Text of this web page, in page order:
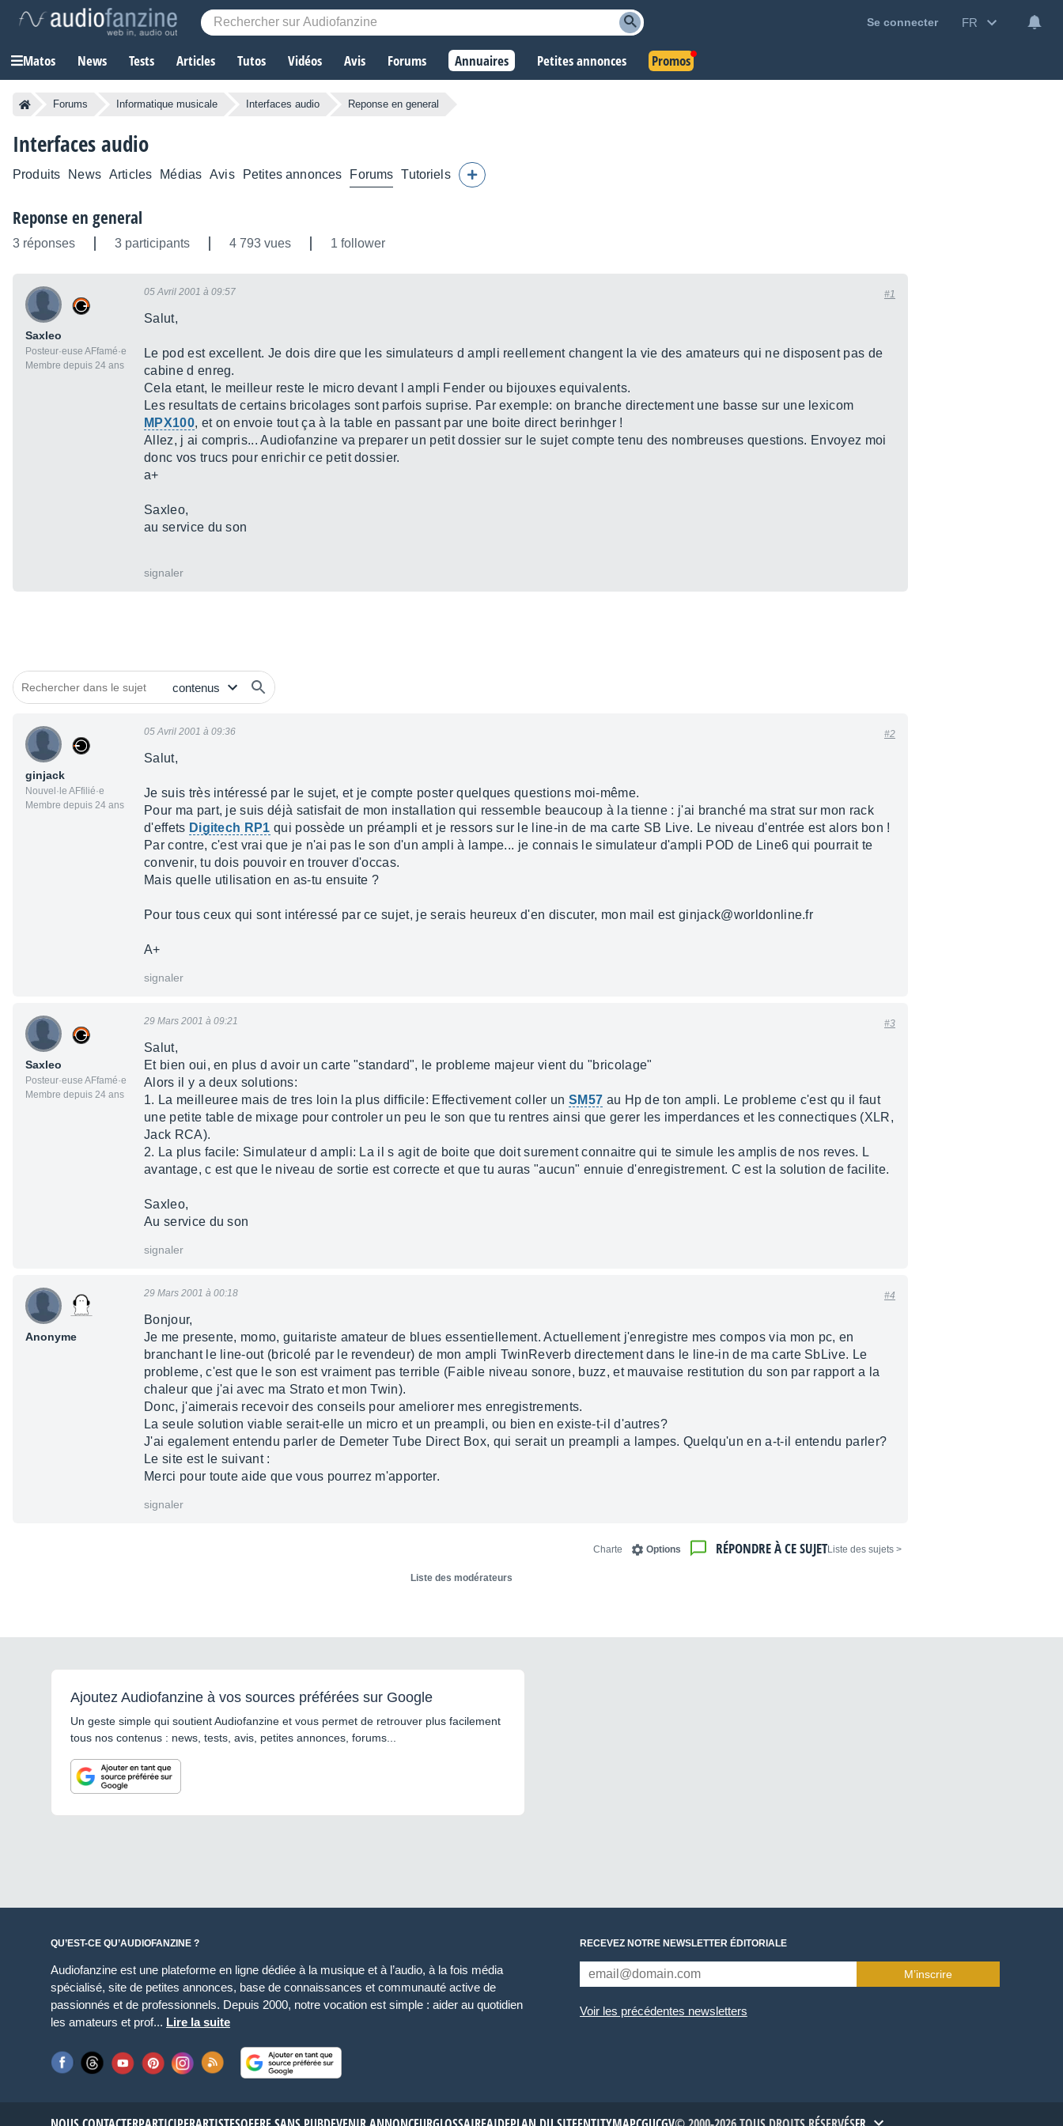
Se connecter FR
Matos News Tests Articles Tutos Vidéos Avis Forums Annuaires Petites annonces Promos
Forums Informatique musicale Interfaces audio Reponse en general
Interfaces audio
Produits News Articles Médias Avis Petites annonces Forums Tutoriels
Reponse en general
3 réponses 3 participants 4 793 vues 1 follower
Saxleo
Posteur·euse AFfamé·e
Membre depuis 24 ans
05 Avril 2001 à 09:57 #1
Salut,
Le pod est excellent. Je dois dire que les simulateurs d ampli reellement changent la vie des amateurs qui ne disposent pas de
cabine d enreg.
Cela etant, le meilleur reste le micro devant l ampli Fender ou bijouxes equivalents.
Les resultats de certains bricolages sont parfois suprise. Par exemple: on branche directement une basse sur une lexicom
MPX100, et on envoie tout ça à la table en passant par une boite direct berinhger !
Allez, j ai compris... Audiofanzine va preparer un petit dossier sur le sujet compte tenu des nombreuses questions. Envoyez moi
donc vos trucs pour enrichir ce petit dossier.
a+
Saxleo,
au service du son
signaler
ginjack
Nouvel·le AFfilié·e
Membre depuis 24 ans
05 Avril 2001 à 09:36 #2
Salut,
Je suis très intéressé par le sujet, et je compte poster quelques questions moi-même.
Pour ma part, je suis déjà satisfait de mon installation qui ressemble beaucoup à la tienne : j'ai branché ma strat sur mon rack
d'effets Digitech RP1 qui possède un préampli et je ressors sur le line-in de ma carte SB Live. Le niveau d'entrée est alors bon !
Par contre, c'est vrai que je n'ai pas le son d'un ampli à lampe... je connais le simulateur d'ampli POD de Line6 qui pourrait te
convenir, tu dois pouvoir en trouver d'occas.
Mais quelle utilisation en as-tu ensuite ?
Pour tous ceux qui sont intéressé par ce sujet, je serais heureux d'en discuter, mon mail est ginjack@worldonline.fr
A+
signaler
Saxleo
Posteur·euse AFfamé·e
Membre depuis 24 ans
29 Mars 2001 à 09:21 #3
Salut,
Et bien oui, en plus d avoir un carte "standard", le probleme majeur vient du "bricolage"
Alors il y a deux solutions:
1. La meilleuree mais de tres loin la plus difficile: Effectivement coller un SM57 au Hp de ton ampli. Le probleme c'est qu il faut
une petite table de mixage pour controler un peu le son que tu rentres ainsi que gerer les imperdances et les connectiques (XLR,
Jack RCA).
2. La plus facile: Simulateur d ampli: La il s agit de boite que doit surement connaitre qui te simule les amplis de nos reves. L
avantage, c est que le niveau de sortie est correcte et que tu auras "aucun" ennuie d'enregistrement. C est la solution de facilite.
Saxleo,
Au service du son
signaler
Anonyme
29 Mars 2001 à 00:18 #4
Bonjour,
Je me presente, momo, guitariste amateur de blues essentiellement. Actuellement j'enregistre mes compos via mon pc, en
branchant le line-out (bricolé par le revendeur) de mon ampli TwinReverb directement dans le line-in de ma carte SbLive. Le
probleme, c'est que le son est vraiment pas terrible (Faible niveau sonore, buzz, et mauvaise restitution du son par rapport a la
chaleur que j'ai avec ma Strato et mon Twin).
Donc, j'aimerais recevoir des conseils pour ameliorer mes enregistrements.
La seule solution viable serait-elle un micro et un preampli, ou bien en existe-t-il d'autres?
J'ai egalement entendu parler de Demeter Tube Direct Box, qui serait un preampli a lampes. Quelqu'un en a-t-il entendu parler?
Le site est le suivant :
Merci pour toute aide que vous pourrez m'apporter.
signaler
< Liste des sujets
RÉPONDRE À CE SUJET
Options
Charte
Liste des modérateurs
Ajoutez Audiofanzine à vos sources préférées sur Google
Un geste simple qui soutient Audiofanzine et vous permet de retrouver plus facilement
tous nos contenus : news, tests, avis, petites annonces, forums...
QU’EST-CE QU’AUDIOFANZINE ?
Audiofanzine est une plateforme en ligne dédiée à la musique et à l’audio, à la fois média
spécialisé, site de petites annonces, base de connaissances et communauté active de
passionnés et de professionnels. Depuis 2000, notre vocation est simple : aider au quotidien
les amateurs et prof... Lire la suite
RECEVEZ NOTRE NEWSLETTER ÉDITORIALE
M’inscrire
Voir les précédentes newsletters